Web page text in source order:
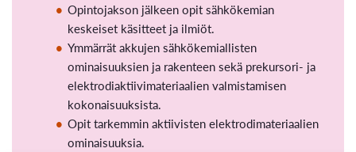
Opintojakson jälkeen opit sähkökemian
keskeiset käsitteet ja ilmiöt.
Ymmärrät akkujen sähkökemiallisten
ominaisuuksien ja rakenteen sekä prekursori- ja
elektrodiaktiivimateriaalien valmistamisen
kokonaisuuksista.
Opit tarkemmin aktiivisten elektrodimateriaalien
ominaisuuksia.